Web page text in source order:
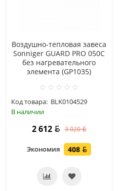
Воздушно-тепловая завеса
Sonniger GUARD PRO 050С
без нагревательного
элемента (GP1035)
Код товара: BLK0104529
В наличии
2 612 3 020
Экономия 408